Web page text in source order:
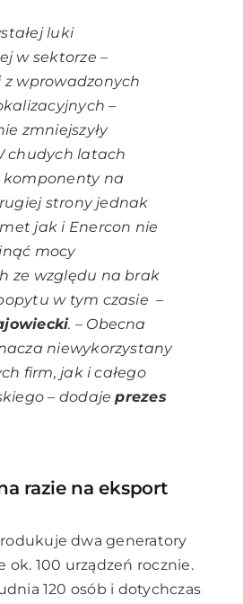
luki
w sektorze –
wprowadzonych
–
zmniejszyły
chudych latach
komponenty na
strony jednak
jak i Enercon nie
mocy
ze względu na brak
w tym czasie –
. – Obecna
niewykorzystany
firm, jak i całego
– dodajeprezes
razie na eksport
dwa generatory
ok. 100 urządzeń rocznie.
120 osób i dotychczas